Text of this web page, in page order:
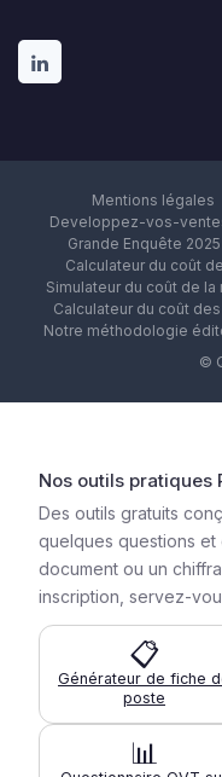
Mentions légales
Developpez-vos-
Grande Enquête
Calculateur du coût
Simulateur du coût de
Calculateur du coût
Notre méthodologie
©
Nos outils pratiques
Des outils gratuits
quelques questions
document ou un
inscription, servez-
📋
Générateur de fiche
poste
📊